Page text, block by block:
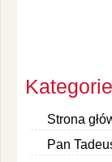
Kategorie
Strona
Pan